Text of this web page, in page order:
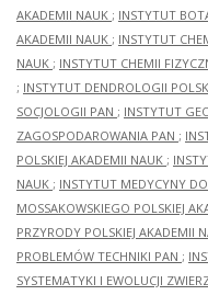
AKADEMII NAUK ; INSTYTUT
AKADEMII NAUK ; INSTYTUT
NAUK ; INSTYTUT CHEMII
; INSTYTUT DENDROLOGII
SOCJOLOGII PAN ; INSTYTUT
ZAGOSPODAROWANIA PAN ;
POLSKIEJ AKADEMII NAUK ;
NAUK ; INSTYTUT MEDYCYNY
MOSSAKOWSKIEGO POLSKIEJ
PRZYRODY POLSKIEJ AKADEMII
PROBLEMÓW TECHNIKI PAN ;
SYSTEMATYKI I EWOLUCJI